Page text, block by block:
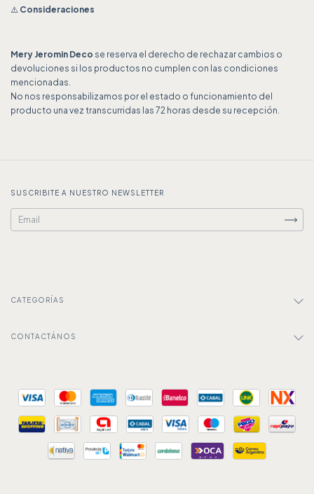
⚠️ Consideraciones
Mery Jeromin Deco se reserva el derecho de rechazar cambios o
devoluciones si los productos no cumplen con las condiciones
mencionadas.
No nos responsabilizamos por el estado o funcionamiento del
producto una vez transcurridas las 72 horas desde su recepción.
SUSCRIBITE A NUESTRO NEWSLETTER
CATEGORÍAS
CONTACTÁNOS